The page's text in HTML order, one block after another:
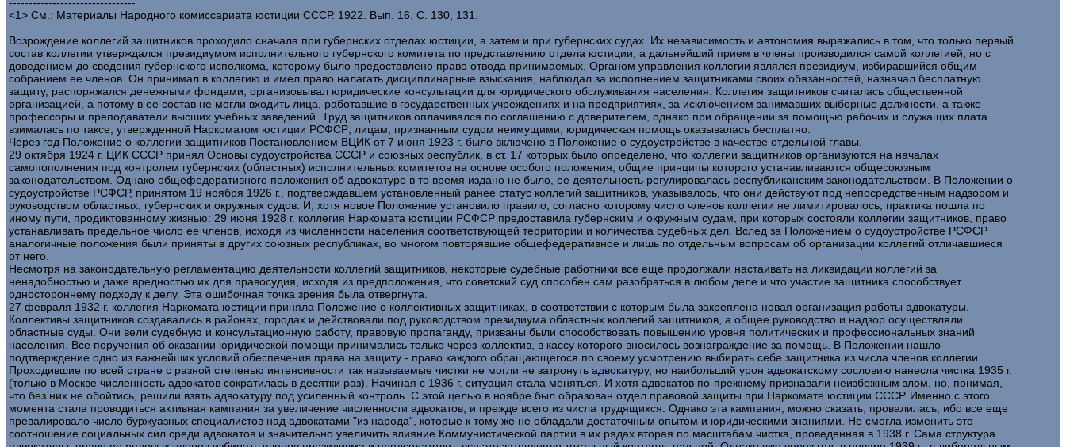
<1> См.: Материалы Народного комиссариата юстиции СССР. 1922. Вып. 16. С. 130, 131.
Возрождение коллегий защитников проходило сначала при губернских отделах юстиции, а затем и при губернских судах. Их независимость и автономия выражались в том, что только первый
состав коллегии утверждался президиумом исполнительного губернского комитета по представлению отдела юстиции, а дальнейший прием в члены производился самой коллегией, но с
доведением до сведения губернского исполкома, которому было предоставлено право отвода принимаемых. Органом управления коллегии являлся президиум, избиравшийся общим
собранием ее членов. Он принимал в коллегию и имел право налагать дисциплинарные взыскания, наблюдал за исполнением защитниками своих обязанностей, назначал бесплатную
защиту, распоряжался денежными фондами, организовывал юридические консультации для юридического обслуживания населения. Коллегия защитников считалась общественной
организацией, а потому в ее состав не могли входить лица, работавшие в государственных учреждениях и на предприятиях, за исключением занимавших выборные должности, а также
профессоры и преподаватели высших учебных заведений. Труд защитников оплачивался по соглашению с доверителем, однако при обращении за помощью рабочих и служащих плата
взималась по таксе, утвержденной Наркоматом юстиции РСФСР; лицам, признанным судом неимущими, юридическая помощь оказывалась бесплатно.
Через год Положение о коллегии защитников Постановлением ВЦИК от 7 июня 1923 г. было включено в Положение о судоустройстве в качестве отдельной главы.
29 октября 1924 г. ЦИК СССР принял Основы судоустройства СССР и союзных республик, в ст. 17 которых было определено, что коллегии защитников организуются на началах
самопополнения под контролем губернских (областных) исполнительных комитетов на основе особого положения, общие принципы которого устанавливаются общесоюзным
законодательством. Однако общефедеративного положения об адвокатуре в то время издано не было, ее деятельность регулировалась республиканским законодательством. В Положении о
судоустройстве РСФСР, принятом 19 ноября 1926 г., подтверждавшем установленный ранее статус коллегий защитников, указывалось, что они действуют под непосредственным надзором и
руководством областных, губернских и окружных судов. И, хотя новое Положение установило правило, согласно которому число членов коллегии не лимитировалось, практика пошла по
иному пути, продиктованному жизнью: 29 июня 1928 г. коллегия Наркомата юстиции РСФСР предоставила губернским и окружным судам, при которых состояли коллегии защитников, право
устанавливать предельное число ее членов, исходя из численности населения соответствующей территории и количества судебных дел. Вслед за Положением о судоустройстве РСФСР
аналогичные положения были приняты в других союзных республиках, во многом повторявшие общефедеративное и лишь по отдельным вопросам об организации коллегий отличавшиеся
от него.
Несмотря на законодательную регламентацию деятельности коллегий защитников, некоторые судебные работники все еще продолжали настаивать на ликвидации коллегий за
ненадобностью и даже вредностью их для правосудия, исходя из предположения, что советский суд способен сам разобраться в любом деле и что участие защитника способствует
одностороннему подходу к делу. Эта ошибочная точка зрения была отвергнута.
27 февраля 1932 г. коллегия Наркомата юстиции приняла Положение о коллективных защитниках, в соответствии с которым была закреплена новая организация работы адвокатуры.
Коллективы защитников создавались в районах, городах и действовали под руководством президиума областных коллегий защитников, а общее руководство и надзор осуществляли
областные суды. Они вели судебную и консультационную работу, правовую пропаганду, призваны были способствовать повышению уровня политических и профессиональных знаний
населения. Все поручения об оказании юридической помощи принимались только через коллектив, в кассу которого вносилось вознаграждение за помощь. В Положении нашло
подтверждение одно из важнейших условий обеспечения права на защиту - право каждого обращающегося по своему усмотрению выбирать себе защитника из числа членов коллегии.
Проходившие по всей стране с разной степенью интенсивности так называемые чистки не могли не затронуть адвокатуру, но наибольший урон адвокатскому сословию нанесла чистка 1935 г.
(только в Москве численность адвокатов сократилась в десятки раз). Начиная с 1936 г. ситуация стала меняться. И хотя адвокатов по-прежнему признавали неизбежным злом, но, понимая,
что без них не обойтись, решили взять адвокатуру под усиленный контроль. С этой целью в ноябре был образован отдел правовой защиты при Наркомате юстиции СССР. Именно с этого
момента стала проводиться активная кампания за увеличение численности адвокатов, и прежде всего из числа трудящихся. Однако эта кампания, можно сказать, провалилась, ибо все еще
превалировало число буржуазных специалистов над адвокатами "из народа", которые к тому же не обладали достаточным опытом и юридическими знаниями. Не смогла изменить это
соотношение социальных сил среди адвокатов и значительно увеличить влияние Коммунистической партии в их рядах вторая по масштабам чистка, проведенная в 1938 г. Сама структура